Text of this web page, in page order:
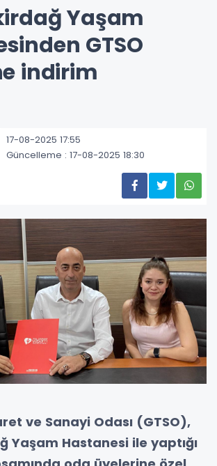
Yaşam
GTSO
indirim
17-08-2025 17:55
Güncelleme : 17-08-2025 18:30
ve Sanayi Odası (GTSO),
Yaşam Hastanesi ile yaptığı